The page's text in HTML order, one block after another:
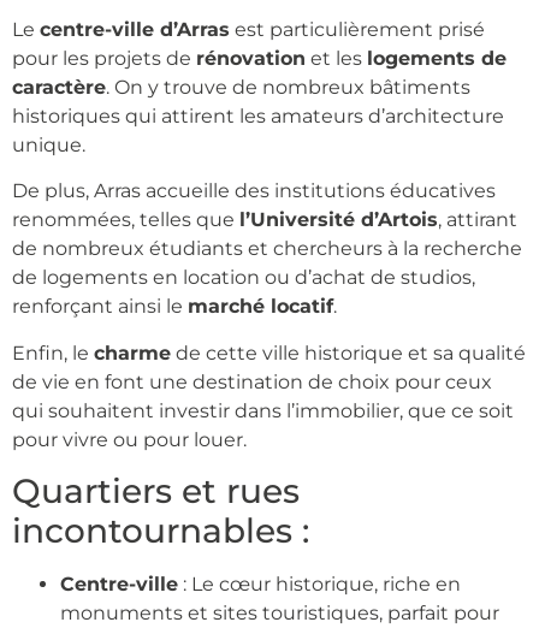
Le centre-ville d’Arras est particulièrement prisé
pour les projets de rénovation et les logements de
caractère. On y trouve de nombreux bâtiments
historiques qui attirent les amateurs d’architecture
unique.
De plus, Arras accueille des institutions éducatives
renommées, telles que l’Université d’Artois, attirant
de nombreux étudiants et chercheurs à la recherche
de logements en location ou d’achat de studios,
renforçant ainsi le marché locatif.
Enfin, le charme de cette ville historique et sa qualité
de vie en font une destination de choix pour ceux
qui souhaitent investir dans l’immobilier, que ce soit
pour vivre ou pour louer.
Quartiers et rues
incontournables :
Centre-ville : Le cœur historique, riche en
monuments et sites touristiques, parfait pour